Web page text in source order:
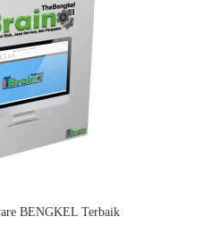
BENGKEL Terbaik